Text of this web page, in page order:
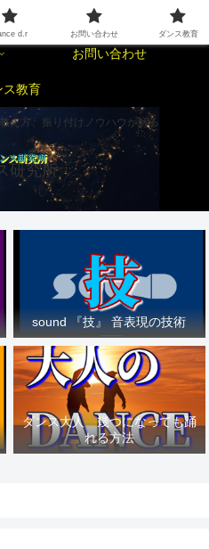
え方、振り付けノウハウが解る
研究所
The 修行
お問い合わせ
ス教育
sound 『技』 音表現の技術
ダンス大人 幾つになっても踊
れる方法
d.r お問い合わせ ダンス教育